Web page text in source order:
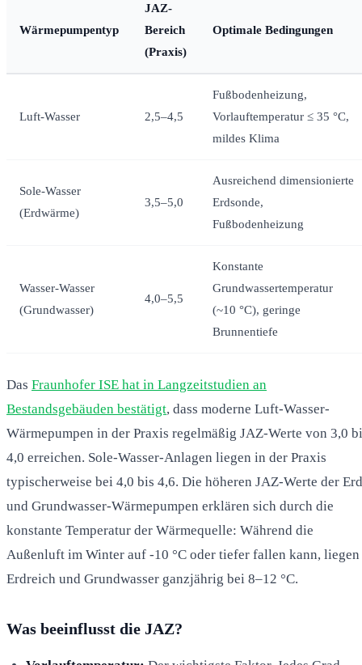
Wärmepumpentyp
JAZ-
Bereich
(Praxis)
Optimale Bedingungen
Luft-Wasser 2,5–4,5
Fußbodenheizung,
Vorlauftemperatur ≤ 35 °C,
mildes Klima
Sole-Wasser
(Erdwärme)
3,5–5,0
Ausreichend dimensionierte
Erdsonde,
Fußbodenheizung
Wasser-Wasser
(Grundwasser)
4,0–5,5
Konstante
Grundwassertemperatur
(~10 °C), geringe
Brunnentiefe
Das Fraunhofer ISE hat in Langzeitstudien an
Bestandsgebäuden bestätigt, dass moderne Luft-Wasser-
Wärmepumpen in der Praxis regelmäßig JAZ-Werte von 3,0
4,0 erreichen. Sole-Wasser-Anlagen liegen in der Praxis
typischerweise bei 4,0 bis 4,6. Die höheren JAZ-Werte der
und Grundwasser-Wärmepumpen erklären sich durch die
konstante Temperatur der Wärmequelle: Während die
Außenluft im Winter auf -10 °C oder tiefer fallen kann, liegen
Erdreich und Grundwasser ganzjährig bei 8–12 °C.
Was beeinflusst die JAZ?